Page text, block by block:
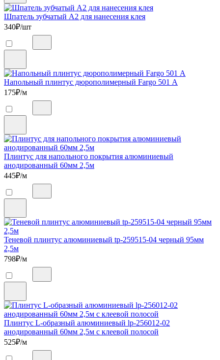
Шпатель зубчатый А2 для нанесения клея
340₽/шт
Напольный плинтус дюрополимерный Fargo 501 А
175₽/м
Плинтус для напольного покрытия алюминиевый
анодированный 60мм 2,5м
445₽/м
Теневой плинтус алюминиевый tp-259515-04 черный 95мм
2,5м
798₽/м
Плинтус L-образный алюминиевый lp-256012-02
анодированный 60мм 2,5м с клеевой полосой
525₽/м